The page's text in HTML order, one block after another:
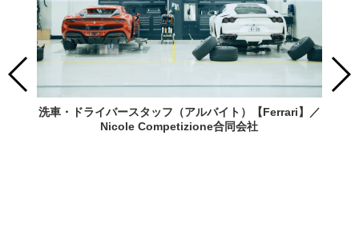
洗車・ドライバースタッフ（アルバイト）【Ferrari】／
Nicole Competizione合同会社